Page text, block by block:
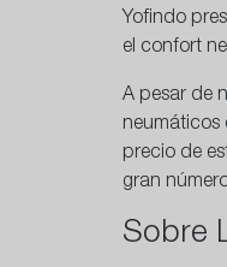
Yofindo
el confort
A pesar de
neumáticos
precio de
gran
Sobre